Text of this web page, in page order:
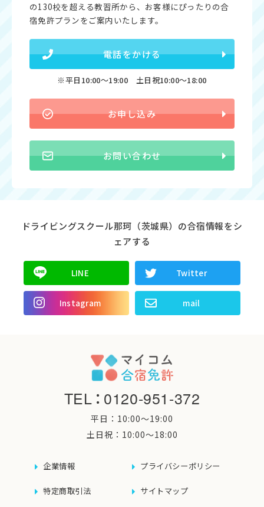
の130校を超える教習所から、お客様にぴったりの合
宿免許プランをご案内いたします。
電話をかける
※平日10:00〜19:00 土日祝10:00〜18:00
お申し込み
お問い合わせ
ドライビングスクール那珂（茨城県）の合宿情報をシ
ェアする
LINE Twitter
Instagram mail
TEL：0120-951-372
平日：10:00〜19:00
土日祝：10:00〜18:00
企業情報 プライバシーポリシー
特定商取引法 サイトマップ